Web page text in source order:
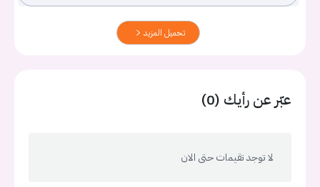
تحميل المزيد
عبّر عن رأيك (0)
لا توجد تقيمات حتى الان